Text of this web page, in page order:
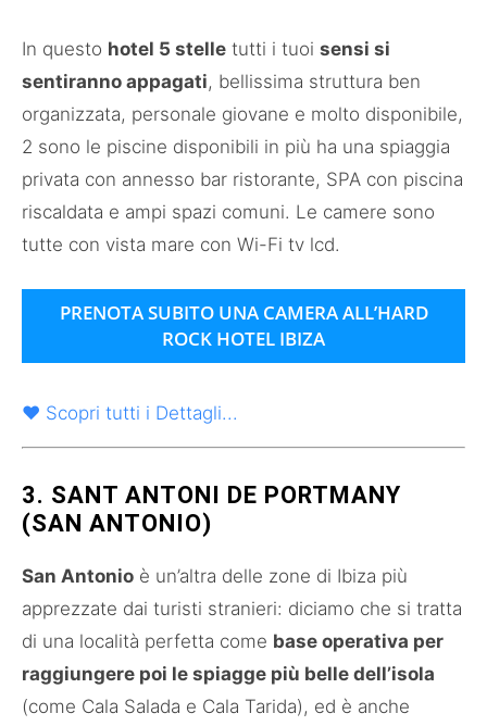
In questo hotel 5 stelle tutti i tuoi sensi si
sentiranno appagati, bellissima struttura ben
organizzata, personale giovane e molto disponibile,
2 sono le piscine disponibili in più ha una spiaggia
privata con annesso bar ristorante, SPA con piscina
riscaldata e ampi spazi comuni. Le camere sono
tutte con vista mare con Wi-Fi tv lcd.
PRENOTA SUBITO UNA CAMERA ALL’HARD
ROCK HOTEL IBIZA
♥ Scopri tutti i Dettagli...
3. SANT ANTONI DE PORTMANY
(SAN ANTONIO)
San Antonio è un’altra delle zone di Ibiza più
apprezzate dai turisti stranieri: diciamo che si tratta
di una località perfetta come base operativa per
raggiungere poi le spiagge più belle dell’isola
(come Cala Salada e Cala Tarida), ed è anche